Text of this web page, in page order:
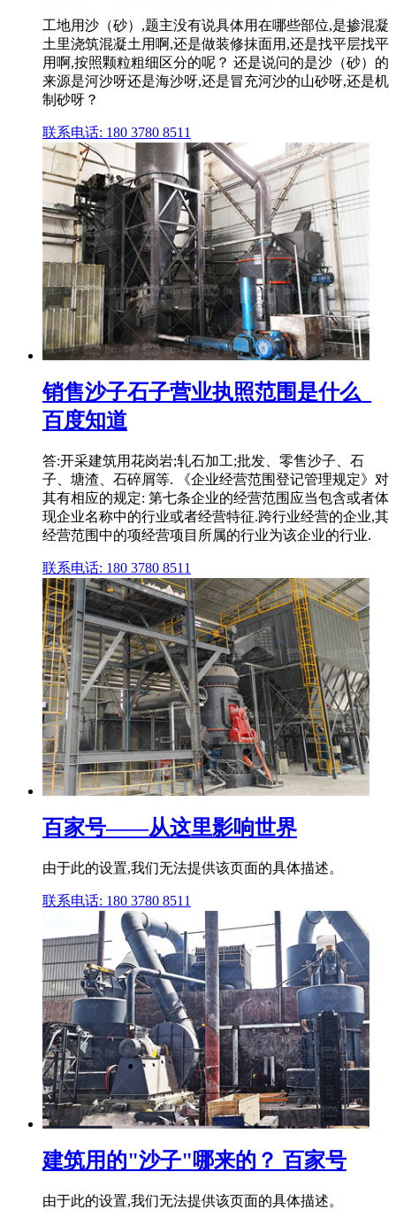
工地用沙（砂）,题主没有说具体用在哪些部位,是掺混凝
土里浇筑混凝土用啊,还是做装修抹面用,还是找平层找平
用啊,按照颗粒粗细区分的呢？ 还是说问的是沙（砂）的
来源是河沙呀还是海沙呀,还是冒充河沙的山砂呀,还是机
制砂呀？
联系电话: 180 3780 8511
销售沙子石子营业执照范围是什么_
百度知道
答:开采建筑用花岗岩;轧石加工;批发、零售沙子、石
子、塘渣、石碎屑等. 《企业经营范围登记管理规定》对
其有相应的规定: 第七条企业的经营范围应当包含或者体
现企业名称中的行业或者经营特征.跨行业经营的企业,其
经营范围中的项经营项目所属的行业为该企业的行业.
联系电话: 180 3780 8511
百家号——从这里影响世界
由于此的设置,我们无法提供该页面的具体描述。
联系电话: 180 3780 8511
建筑用的"沙子"哪来的？ 百家号
由于此的设置,我们无法提供该页面的具体描述。